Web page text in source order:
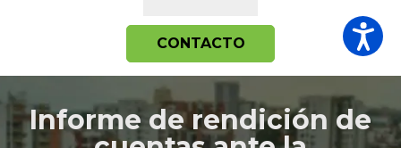
CONTACTO
Informe de rendición de